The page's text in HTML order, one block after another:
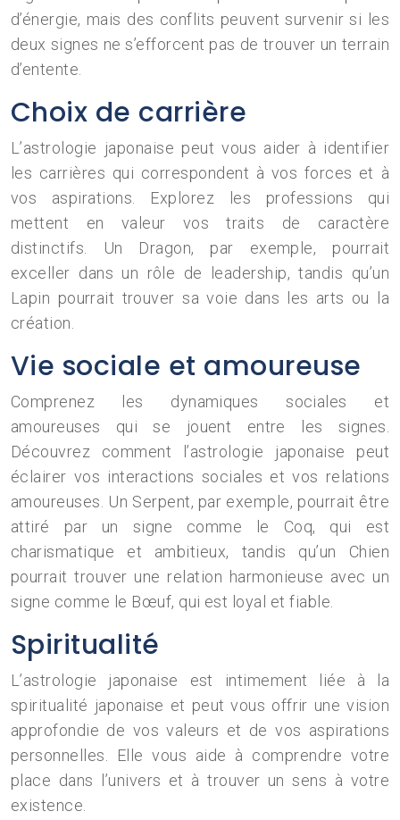
d’énergie, mais des conflits peuvent survenir si les
deux signes ne s’efforcent pas de trouver un terrain
d’entente.
Choix de carrière
L’astrologie japonaise peut vous aider à identifier
les carrières qui correspondent à vos forces et à
vos aspirations. Explorez les professions qui
mettent en valeur vos traits de caractère
distinctifs. Un Dragon, par exemple, pourrait
exceller dans un rôle de leadership, tandis qu’un
Lapin pourrait trouver sa voie dans les arts ou la
création.
Vie sociale et amoureuse
Comprenez les dynamiques sociales et
amoureuses qui se jouent entre les signes.
Découvrez comment l’astrologie japonaise peut
éclairer vos interactions sociales et vos relations
amoureuses. Un Serpent, par exemple, pourrait être
attiré par un signe comme le Coq, qui est
charismatique et ambitieux, tandis qu’un Chien
pourrait trouver une relation harmonieuse avec un
signe comme le Bœuf, qui est loyal et fiable.
Spiritualité
L’astrologie japonaise est intimement liée à la
spiritualité japonaise et peut vous offrir une vision
approfondie de vos valeurs et de vos aspirations
personnelles. Elle vous aide à comprendre votre
place dans l’univers et à trouver un sens à votre
existence.